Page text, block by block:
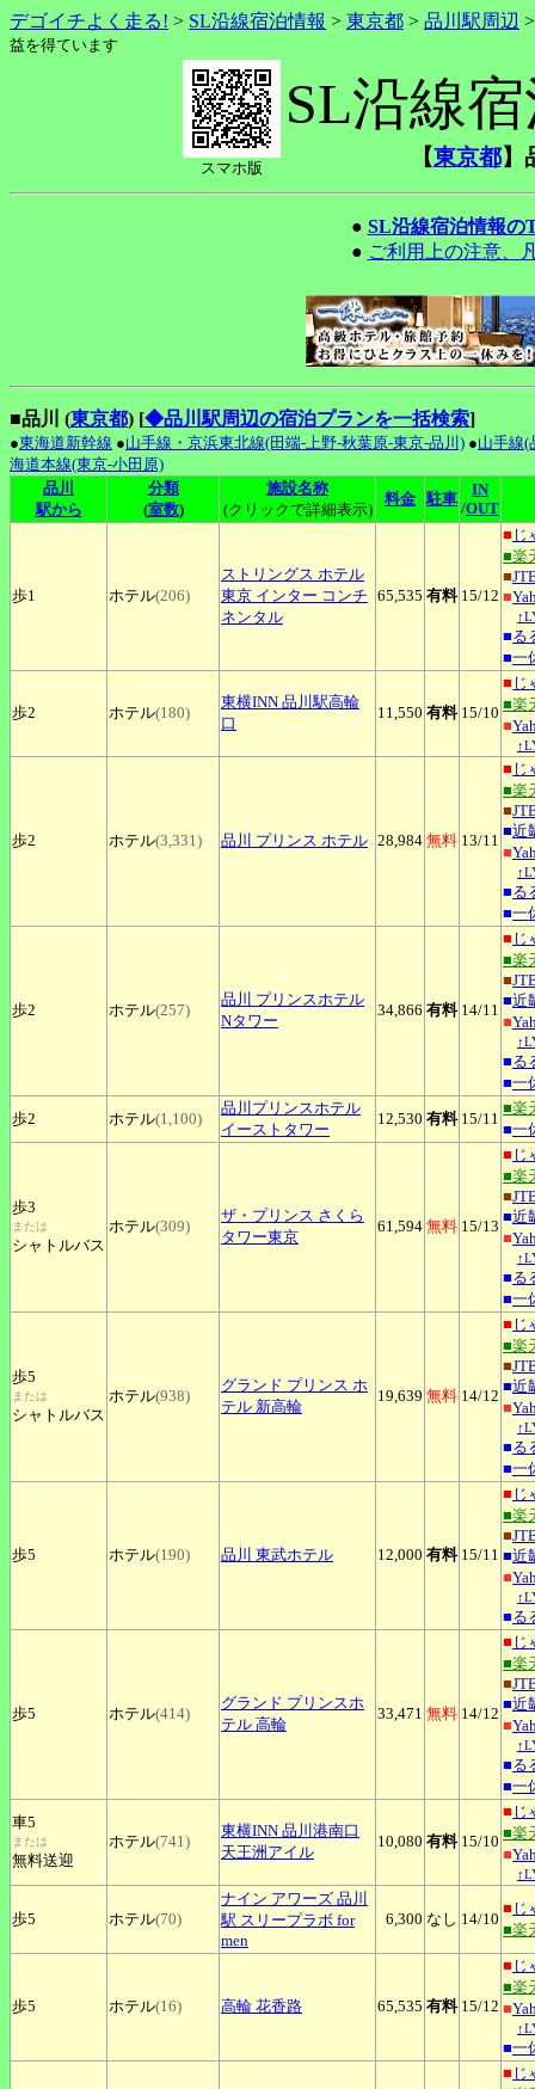
デゴイチよく走る! > SL沿線宿泊情報 > 東京都 > 品川駅周辺
益を得ています
スマホ版
SL沿線
【東京都】
● SL沿線宿泊情報の
● ご利用上の注意、
■品川 (東京都) [◆品川駅周辺の宿泊プランを一括検索]
●東海道新幹線 ●山手線・京浜東北線(田端-上野-秋葉原-東京-品川) ●山手線(
海道本線(東京-小田原)
品川
駅から
分類
(室数)
施設名称
(クリックで詳細表示)
料金 駐車
IN
/OUT
歩1 ホテル(206)
ストリングス ホテル
東京 インター コンチ
ネンタル
65,535 有料 15/12
■ じ
■楽
■
■
■る
■一
歩2 ホテル(180)
東横INN 品川駅高輪
口
11,550 有料 15/10
■ じ
■楽
■
歩2 ホテル(3,331) 品川 プリンス ホテル 28,984 無料 13/11
■ じ
■楽
■
■近
■
■る
■一
歩2 ホテル(257)
品川 プリンスホテル
Nタワー
34,866 有料 14/11
■ じ
■楽
■
■近
■
■る
■一
歩2
ホテル(1,100)
品川プリンスホテル
イーストタワー
12,530 有料 15/11
■楽
■一
歩3
または
シャトルバス
ホテル(309)
ザ ・プリンス さくら
タワー東京
61,594 無料 15/13
■ じ
■楽
■
■近
■
■る
■一
歩5
または
シャトルバス
ホテル(938)
グランド プリンス ホ
テル 新高輪
19,639 無料 14/12
■ じ
■楽
■
■近
■
■る
■一
歩5 ホテル(190) 品川 東武ホテル 12,000 有料 15/11
■ じ
■楽
■
■近
■
■る
歩5 ホテル(414)
グランド プリンスホ
テル 高輪
33,471 無料 14/12
■ じ
■楽
■
■近
■
■る
■一
車5
または
無料送迎
ホテル(741)
東横INN 品川港南口
天王洲アイル
10,080 有料 15/10
■ じ
■楽
■
歩5 ホテル(70)
ナイン アワーズ 品川
駅 スリープラボ for
men
6,300 なし 14/10
■ じ
■楽
歩5 ホテル(16) 高輪 花香路 65,535 有料 15/12
■ じ
■楽
■
■一
■ じ